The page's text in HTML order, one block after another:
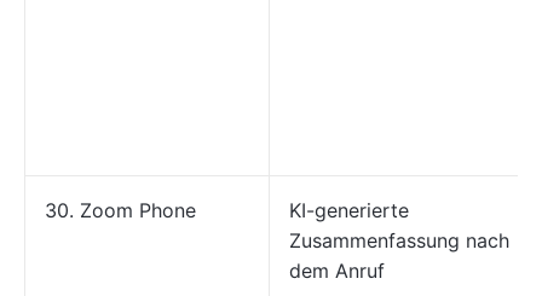
30. Zoom Phone
KI-generierte
Zusammenfassung nach
dem Anruf